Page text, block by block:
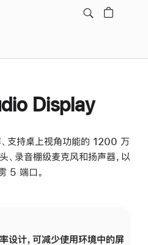
Display
支持桌上视角功能的 1200 万
录音棚级麦克风和扬声器，以
5 端口。
设计，可减少使用环境中的屏